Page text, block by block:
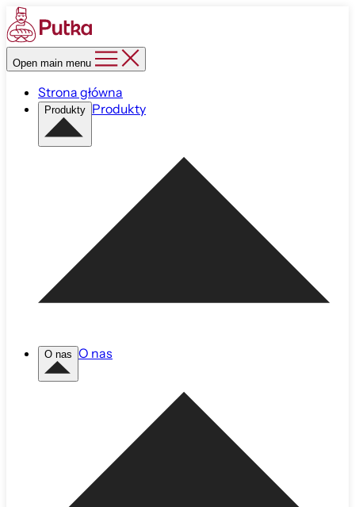
Open main menu
Strona główna
Produkty Produkty
O nas O nas